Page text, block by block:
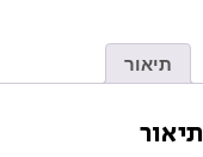
תיאור
תיאור